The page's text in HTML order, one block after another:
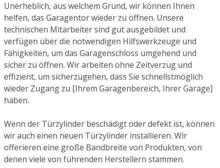
Unerheblich, aus welchem Grund, wir können Ihnen
helfen, das Garagentor wieder zu öffnen. Unsere
technischen Mitarbeiter sind gut ausgebildet und
verfügen über die notwendigen Hilfswerkzeuge und
Fähigkeiten, um das Garagenschloss umgehend und
sicher zu öffnen. Wir arbeiten ohne Zeitverzug und
effizient, um sicherzugehen, dass Sie schnellstmöglich
wieder Zugang zu [Ihrem Garagenbereich, Ihrer Garage]
haben.
Wenn der Türzylinder beschädigt oder defekt ist, können
wir auch einen neuen Türzylinder installieren. Wir
offerieren eine große Bandbreite von Produkten, von
denen viele von führenden Herstellern stammen.